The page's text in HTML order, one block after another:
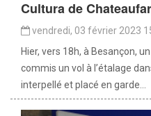
Cultura de
vendredi, 03 février 2023
Hier, vers 18h, à Besançon,
commis un vol à l’étalage
interpellé et placé en garde...